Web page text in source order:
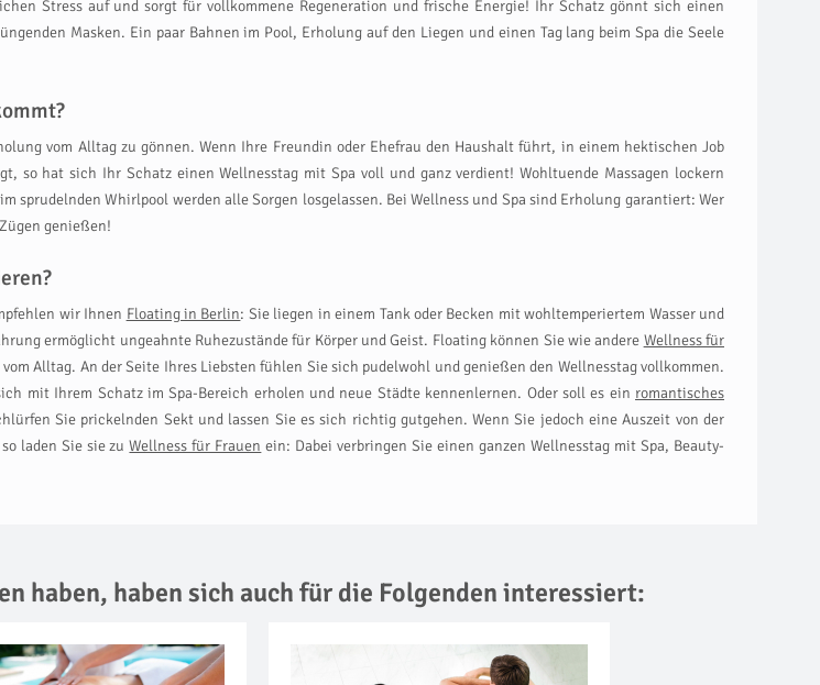
Stress auf und sorgt für vollkommene Regeneration und frische Energie! Ihr Schatz gönnt sich einen
Masken. Ein paar Bahnen im Pool, Erholung auf den Liegen und einen Tag lang beim Spa die Seele
vom Alltag zu gönnen. Wenn Ihre Freundin oder Ehefrau den Haushalt führt, in einem hektischen Job
so hat sich Ihr Schatz einen Wellnesstag mit Spa voll und ganz verdient! Wohltuende Massagen lockern
sprudelnden Whirlpool werden alle Sorgen losgelassen. Bei Wellness und Spa sind Erholung garantiert: Wer
genießen!
wir Ihnen Floating in Berlin: Sie liegen in einem Tank oder Becken mit wohltemperiertem Wasser und
ermöglicht ungeahnte Ruhezustände für Körper und Geist. Floating können Sie wie andere Wellness für
Alltag. An der Seite Ihres Liebsten fühlen Sie sich pudelwohl und genießen den Wellnesstag vollkommen.
mit Ihrem Schatz im Spa-Bereich erholen und neue Städte kennenlernen. Oder soll es ein romantisches
Sie prickelnden Sekt und lassen Sie es sich richtig gutgehen. Wenn Sie jedoch eine Auszeit von der
laden Sie sie zuWellness für Frauen ein: Dabei verbringen Sie einen ganzen Wellnesstag mit Spa, Beauty-
haben, haben sich auch für die Folgenden interessiert: